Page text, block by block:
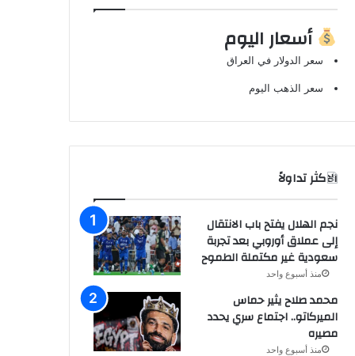
أسعار اليوم
سعر الدولار في العراق
سعر الذهب اليوم
الاكثر تداولاً
نجم الهلال يفتح باب الانتقال
إلى عملاق أوروبي بعد تجربة
سعودية غير مكتملة الطموح
منذ أسبوع واحد
محمد صلاح يثير حماس
الميركاتو.. اجتماع سري يحدد
مصيره
منذ أسبوع واحد